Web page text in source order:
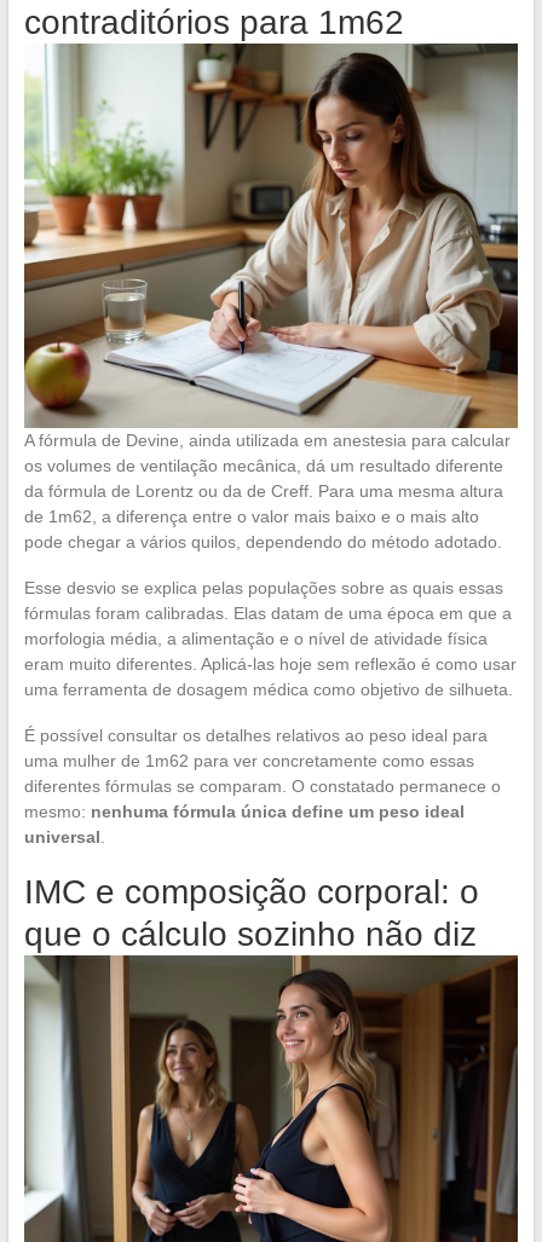
contraditórios para 1m62
A fórmula de Devine, ainda utilizada em anestesia para calcular
os volumes de ventilação mecânica, dá um resultado diferente
da fórmula de Lorentz ou da de Creff. Para uma mesma altura
de 1m62, a diferença entre o valor mais baixo e o mais alto
pode chegar a vários quilos, dependendo do método adotado.
Esse desvio se explica pelas populações sobre as quais essas
fórmulas foram calibradas. Elas datam de uma época em que a
morfologia média, a alimentação e o nível de atividade física
eram muito diferentes. Aplicá-las hoje sem reflexão é como usar
uma ferramenta de dosagem médica como objetivo de silhueta.
É possível consultar os detalhes relativos ao peso ideal para
uma mulher de 1m62 para ver concretamente como essas
diferentes fórmulas se comparam. O constatado permanece o
mesmo: nenhuma fórmula única define um peso ideal
universal
IMC e composição corporal: o
que o cálculo sozinho não diz